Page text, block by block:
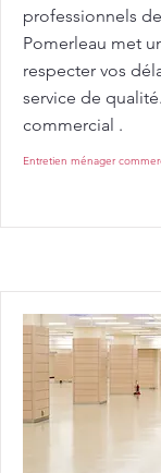
professionnels
Pomerleau met
respecter vos
service de
commercial .
Entretien ménager